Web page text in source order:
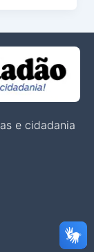
e cidadania